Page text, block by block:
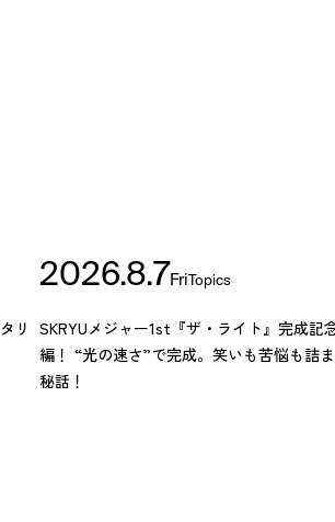
リ
2026.8.7FriTopics
SKRYUメジャー1st『ザ・ライト』完成記
編！ “光の速さ”で完成。笑いも苦悩も詰
秘話！